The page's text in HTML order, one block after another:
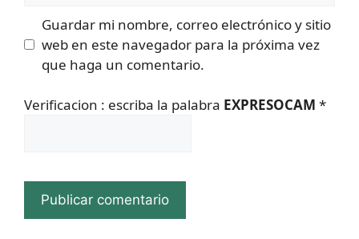
Guardar mi nombre, correo electrónico y sitio
web en este navegador para la próxima vez
que haga un comentario.
Verificacion : escriba la palabra EXPRESOCAM *